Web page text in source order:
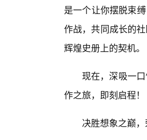
是一个让你摆脱束
作战，共同成长的
辉煌史册上的契机。
现在，深吸一
作之旅，即刻启程！
决胜想象之巅